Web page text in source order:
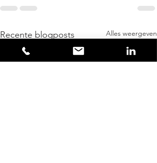
Recente blogposts Alles weergeven